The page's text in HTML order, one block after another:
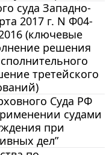
суда Западно-
2017 г. N Ф04-
(ключевые
решения
третейского
Суда РФ
судами
при
дел”